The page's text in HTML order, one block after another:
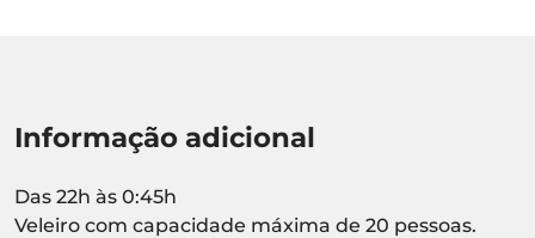
Informação adicional
Das 22h às 0:45h
Veleiro com capacidade máxima de 20 pessoas.